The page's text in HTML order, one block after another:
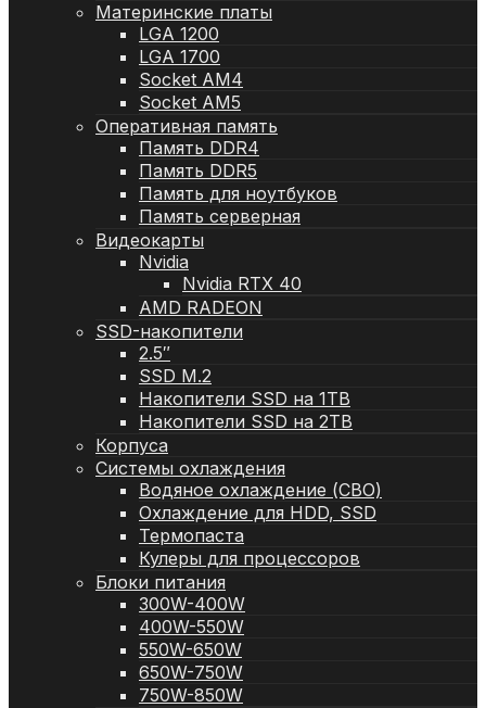
Материнские платы
LGA 1200
LGA 1700
Socket AM4
Socket AM5
Оперативная память
Память DDR4
Память DDR5
Память для ноутбуков
Память серверная
Видеокарты
Nvidia
Nvidia RTX 40
AMD RADEON
SSD-накопители
2.5″
SSD M.2
Накопители SSD на 1TB
Накопители SSD на 2TB
Корпуса
Системы охлаждения
Водяное охлаждение (СВО)
Охлаждение для HDD, SSD
Термопаста
Кулеры для процессоров
Блоки питания
300W-400W
400W-550W
550W-650W
650W-750W
750W-850W